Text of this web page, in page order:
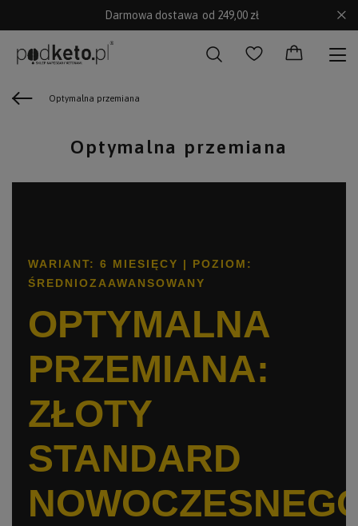
Darmowa dostawa od 249,00 zł
Optymalna przemiana
Optymalna przemiana
WARIANT: 6 MIESIĘCY | POZIOM:
ŚREDNIOZAAWANSOWANY
OPTYMALNA
PRZEMIANA:
ZŁOTY
STANDARD